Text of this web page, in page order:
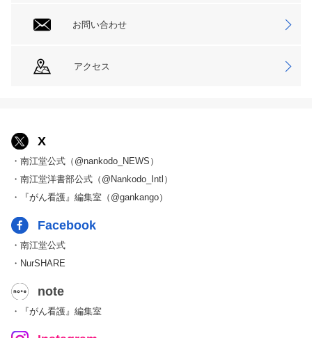
お問い合わせ
アクセス
X
・南江堂公式（@nankodo_NEWS）
・南江堂洋書部公式（@Nankodo_Intl）
・『がん看護』編集室（@gankango）
Facebook
・南江堂公式
・NurSHARE
note
・『がん看護』編集室